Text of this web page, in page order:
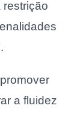
a fluidez